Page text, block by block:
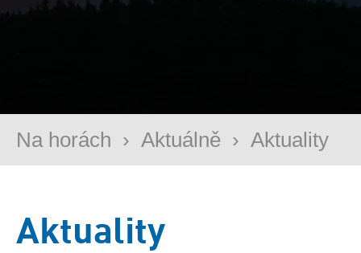
Na horách › Aktuálně › Aktuality
Aktuality